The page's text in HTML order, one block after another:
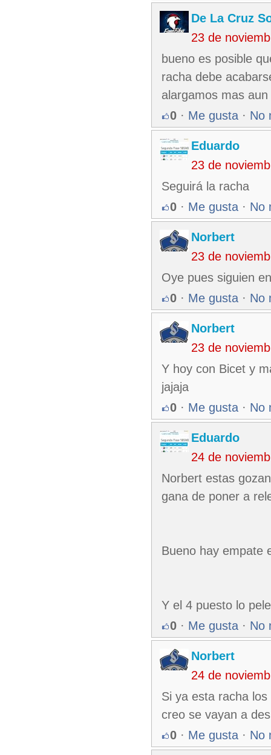
De La Cruz
23 de
bueno es posible
racha debe
alargamos mas
0 · Me gusta · No
Eduardo
23 de
Seguirá la racha
0 · Me gusta · No
Norbert
23 de
Oye pues siguien
0 · Me gusta · No
Norbert
23 de
Y hoy con Bicet y
jajaja
0 · Me gusta · No
Eduardo
24 de
Norbert estas
gana de poner a
Bueno hay empate
Y el 4 puesto lo
0 · Me gusta · No
Norbert
24 de
Si ya esta racha
creo se vayan a
0 · Me gusta · No